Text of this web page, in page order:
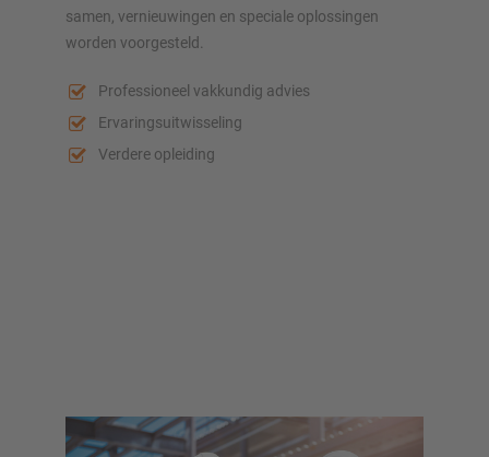
samen, vernieuwingen en speciale oplossingen
worden voorgesteld.
Professioneel vakkundig advies
Ervaringsuitwisseling
Verdere opleiding